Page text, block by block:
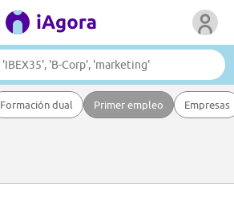
Formación dual Primer empleo Empresas